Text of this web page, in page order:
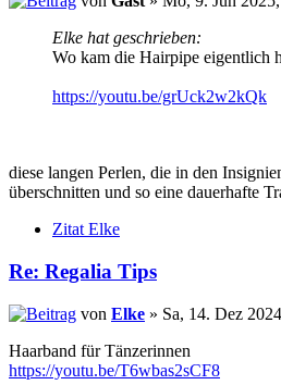
Elke hat geschrieben:
Wo kam die Hairpipe eigentlich
https://youtu.be/grUck2w2kQk
diese langen Perlen, die in den
überschnitten und so eine dauerhafte
Zitat Elke
Re: Regalia Tips
von Elke » Sa, 14. Dez
Haarband für Tänzerinnen
https://youtu.be/T6wbas2sCF8